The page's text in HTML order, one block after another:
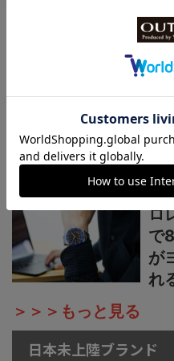
日
計
【
ル
60
ス
【
ロ
で
が
れ
＞＞＞もっと見る
日本未上陸ブランド